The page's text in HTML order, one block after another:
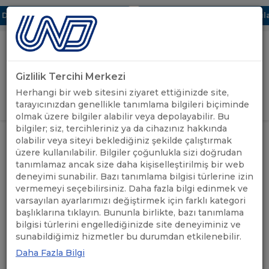
UBAK Bölümü Hakkında UND, Yunanistan Vize
Uluslararası Nakliyeciler Derneği
GİRİŞ YAP
Kuveyt
Kuveytiçin taşıma yapan firmalar
Ara:
Gizlilik Tercihi Merkezi
Herhangi bir web sitesini ziyaret ettiğinizde site,
tarayıcınızdan genellikle tanımlama bilgileri biçiminde
olmak üzere bilgiler alabilir veya depolayabilir. Bu
bilgiler; siz, tercihleriniz ya da cihazınız hakkında
olabilir veya siteyi beklediğiniz şekilde çalıştırmak
üzere kullanılabilir. Bilgiler çoğunlukla sizi doğrudan
tanımlamaz ancak size daha kişiselleştirilmiş bir web
deneyimi sunabilir. Bazı tanımlama bilgisi türlerine izin
vermemeyi seçebilirsiniz. Daha fazla bilgi edinmek ve
varsayılan ayarlarımızı değiştirmek için farklı kategori
başlıklarına tıklayın. Bununla birlikte, bazı tanımlama
bilgisi türlerini engellediğinizde site deneyiminiz ve
sunabildiğimiz hizmetler bu durumdan etkilenebilir.
Daha Fazla Bilgi